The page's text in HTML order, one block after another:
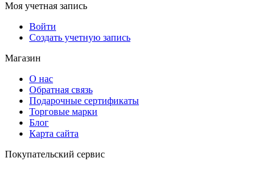
Моя учетная запись
Войти
Создать учетную запись
Магазин
О нас
Обратная связь
Подарочные сертификаты
Торговые марки
Блог
Карта сайта
Покупательский сервис